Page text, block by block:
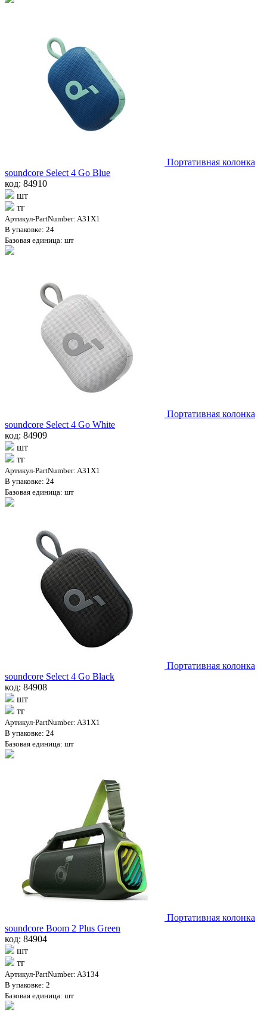
Портативная колонка
soundcore Select 4 Go Blue
код: 84910
шт
тг
Артикул-PartNumber: A31X1
В упаковке: 24
Базовая единица: шт
Портативная колонка
soundcore Select 4 Go White
код: 84909
шт
тг
Артикул-PartNumber: A31X1
В упаковке: 24
Базовая единица: шт
Портативная колонка
soundcore Select 4 Go Black
код: 84908
шт
тг
Артикул-PartNumber: A31X1
В упаковке: 24
Базовая единица: шт
Портативная колонка
soundcore Boom 2 Plus Green
код: 84904
шт
тг
Артикул-PartNumber: A3134
В упаковке: 2
Базовая единица: шт